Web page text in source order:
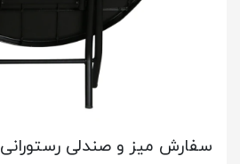
سفارش میز و صندلی رستورانی